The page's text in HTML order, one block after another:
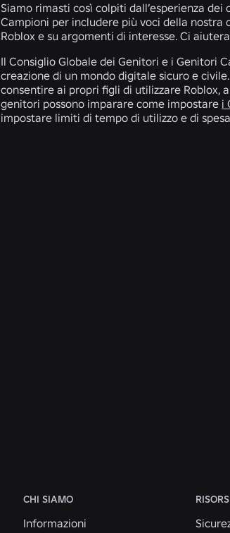
Siamo rimasti così colpiti dall’esperienza
Campioni per includere più voci della
Roblox e su argomenti di interesse. Ci
Il Consiglio Globale dei Genitori e i Genitori
creazione di un mondo digitale sicuro e
consentire ai propri figli di utilizzare Roblox,
genitori possono imparare come impostare i
impostare limiti di tempo di utilizzo e di
Vedi
CHI SIAMO
Informazioni